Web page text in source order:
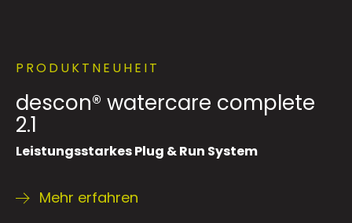
PRODUKTNEUHEIT
descon® watercare complete
2.1
Leistungsstarkes Plug & Run System
Mehr erfahren